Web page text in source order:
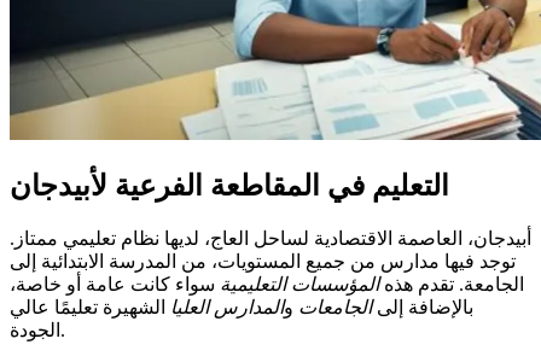
التعليم في المقاطعة الفرعية لأبيدجان
أبيدجان، العاصمة الاقتصادية لساحل العاج، لديها نظام تعليمي ممتاز.
توجد فيها مدارس من جميع المستويات، من المدرسة الابتدائية إلى
الجامعة. تقدم هذهالمؤسسات التعليمية سواء كانت عامة أو خاصة،
بالإضافة إلىالجامعات والمدارس العليا
الشهيرة تعليمًا عالي
الجودة.